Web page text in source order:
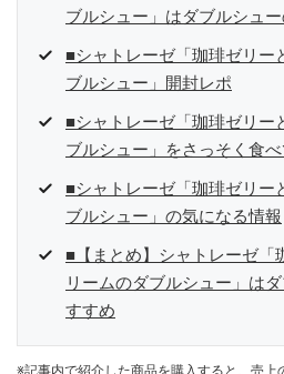
ブルシュー」はダブルシュー
■シャトレーゼ「珈琲ゼリー
ブルシュー」開封レポ
■シャトレーゼ「珈琲ゼリー
ブルシュー」をさっそく食べ
■シャトレーゼ「珈琲ゼリー
ブルシュー」の気になる情報
■【まとめ】シャトレーゼ「
リームのダブルシュー」は
すすめ
※記事内で紹介した商品を購入すると、売上